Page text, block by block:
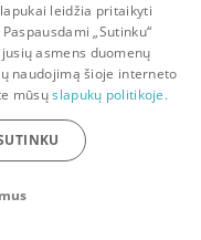
Pranešimai Paskyra
leidžia pritaikyti
„Sutinku“
asmens duomenų
naudojimą šioje interneto
mūsųslapukų politikoje.